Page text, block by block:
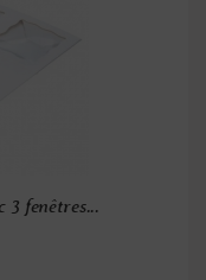
3 fenêtres...